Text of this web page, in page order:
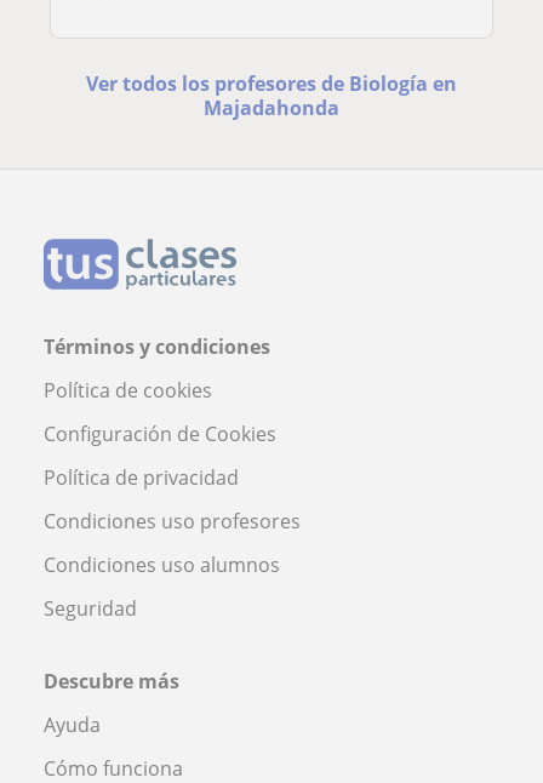
Ver todos los profesores de Biología en
Majadahonda
Términos y condiciones
Política de cookies
Configuración de Cookies
Política de privacidad
Condiciones uso profesores
Condiciones uso alumnos
Seguridad
Descubre más
Ayuda
Cómo funciona